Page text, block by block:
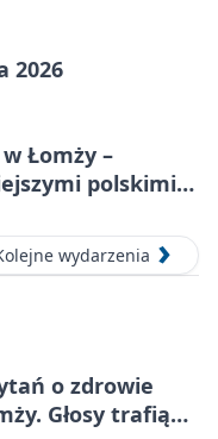
2026
Łomży –
polskimi
wydarzenia
o zdrowie
Głosy trafią